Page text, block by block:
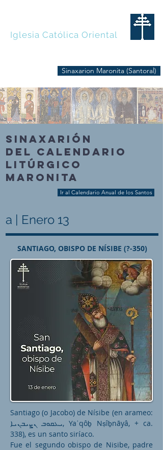
Iglesia Católica Oriental
Sinaxarion Maronita (Santoral)
SINAXARIÓN
DEL CALENDARIO
LITÚRGICO
MARONITA
Ir al Calendario Anual de los Santos
a | Enero 13
SANTIAGO, OBISPO DE NÍSIBE (?-350)
Santiago (o Jacobo) de Nísibe (en arameo:
ܝܥܩܘܒ ܢܨܝܒܢܝܐ, Yaʿqôḇ Nṣîḇnāyâ, + ca.
338), es un santo siríaco.
Fue el segundo obispo de Nisibe, padre